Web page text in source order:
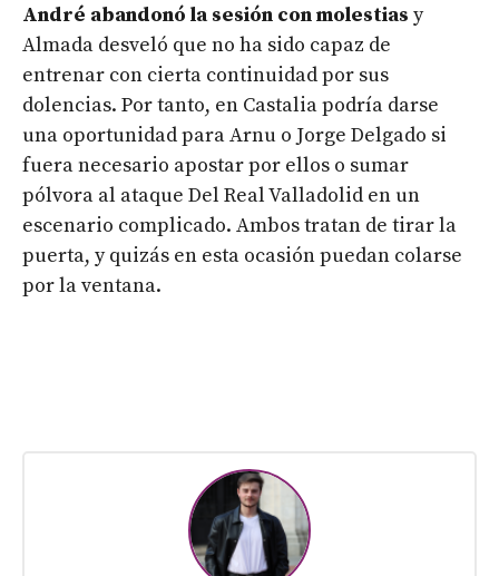
André abandonó la sesión con molestias y
Almada desveló que no ha sido capaz de
entrenar con cierta continuidad por sus
dolencias. Por tanto, en Castalia podría darse
una oportunidad para Arnu o Jorge Delgado si
fuera necesario apostar por ellos o sumar
pólvora al ataque Del Real Valladolid en un
escenario complicado. Ambos tratan de tirar la
puerta, y quizás en esta ocasión puedan colarse
por la ventana.